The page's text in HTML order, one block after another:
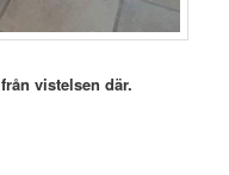
vistelsen där.